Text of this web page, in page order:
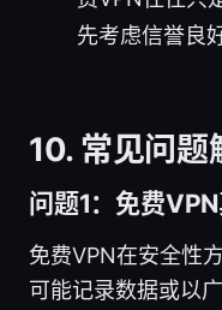
先考虑信誉良
10. 常见问题
问题1：免费VPN
免费VPN在安全性
可能记录数据或以